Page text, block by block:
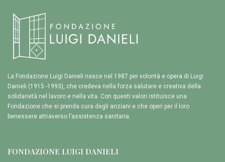
La Fondazione Luigi Danieli nasce nel 1987 per volontà e opera di Luigi
Danieli (1915 -1993), che credeva nella forza salutare e creativa della
solidarietà nel lavoro e nella vita. Con questi valori istituisce una
Fondazione che si prenda cura degli anziani e che operi per il loro
benessere attraverso l’assistenza sanitaria.
FONDAZIONE LUIGI DANIELI